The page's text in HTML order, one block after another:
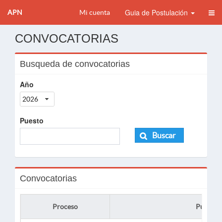
APN Mi cuenta Guia de Postulación
CONVOCATORIAS
Busqueda de convocatorias
Año
2026
Puesto
Buscar
Convocatorias
Proceso Puesto